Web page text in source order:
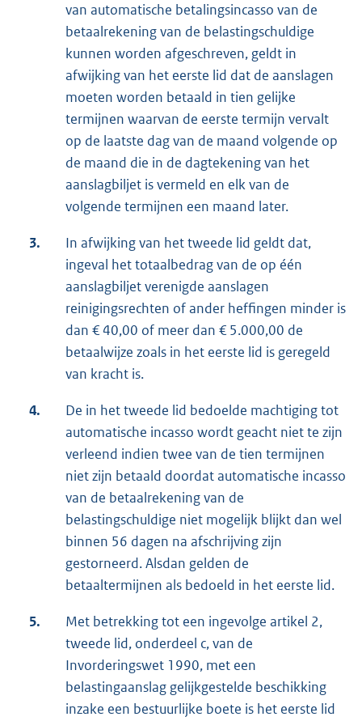
van automatische betalingsincasso van de
betaalrekening van de belastingschuldige
kunnen worden afgeschreven, geldt in
afwijking van het eerste lid dat de aanslagen
moeten worden betaald in tien gelijke
termijnen waarvan de eerste termijn vervalt
op de laatste dag van de maand volgende op
de maand die in de dagtekening van het
aanslagbiljet is vermeld en elk van de
volgende termijnen een maand later.
3.
In afwijking van het tweede lid geldt dat,
ingeval het totaalbedrag van de op één
aanslagbiljet verenigde aanslagen
reinigingsrechten of ander heffingen minder is
dan € 40,00 of meer dan € 5.000,00 de
betaalwijze zoals in het eerste lid is geregeld
van kracht is.
4.
De in het tweede lid bedoelde machtiging tot
automatische incasso wordt geacht niet te zijn
verleend indien twee van de tien termijnen
niet zijn betaald doordat automatische incasso
van de betaalrekening van de
belastingschuldige niet mogelijk blijkt dan wel
binnen 56 dagen na afschrijving zijn
gestorneerd. Alsdan gelden de
betaaltermijnen als bedoeld in het eerste lid.
5.
Met betrekking tot een ingevolge artikel 2,
tweede lid, onderdeel c, van de
Invorderingswet 1990, met een
belastingaanslag gelijkgestelde beschikking
inzake een bestuurlijke boete is het eerste lid